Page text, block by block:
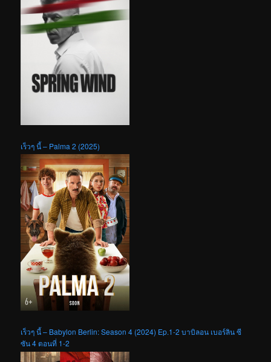
เร็วๆ นี้ – Palma 2 (2025)
เร็วๆ นี้ – Babylon Berlin: Season 4 (2024) Ep.1-2 บาบิลอน เบอร์ลิน ซี
ซัน 4 ตอนที่ 1-2